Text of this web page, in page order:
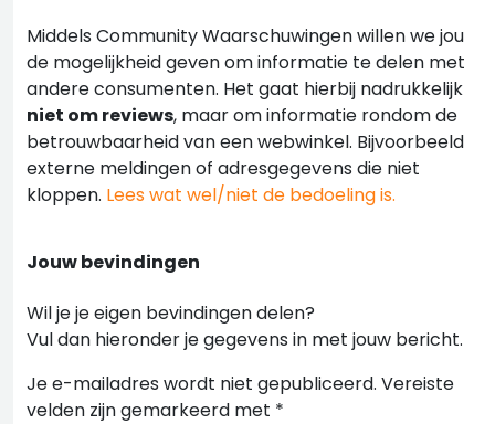
Middels Community Waarschuwingen willen we jou
de mogelijkheid geven om informatie te delen met
andere consumenten. Het gaat hierbij nadrukkelijk
niet om reviews, maar om informatie rondom de
betrouwbaarheid van een webwinkel. Bijvoorbeeld
externe meldingen of adresgegevens die niet
kloppen. Lees wat wel/niet de bedoeling is.
Jouw bevindingen
Wil je je eigen bevindingen delen?
Vul dan hieronder je gegevens in met jouw bericht.
Je e-mailadres wordt niet gepubliceerd. Vereiste
velden zijn gemarkeerd met *